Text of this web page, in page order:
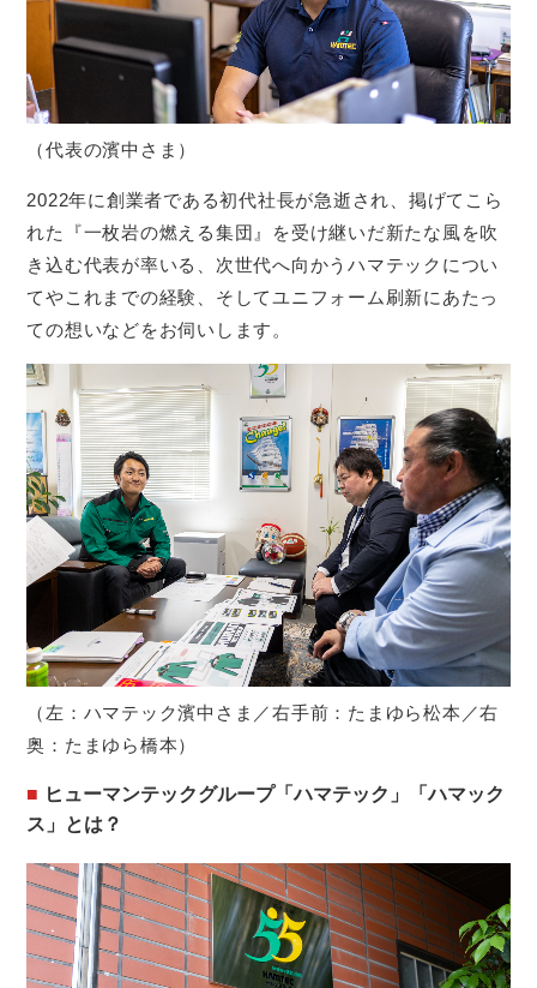
（代表の濱中さま）
2022年に創業者である初代社長が急逝され、掲げてこら
れた『一枚岩の燃える集団』を受け継いだ新たな風を吹
き込む代表が率いる、次世代へ向かうハマテックについ
てやこれまでの経験、そしてユニフォーム刷新にあたっ
ての想いなどをお伺いします。
（左：ハマテック濱中さま／右手前：たまゆら松本／右
奥：たまゆら橋本）
ヒューマンテックグループ「ハマテック」「ハマック
ス」とは？